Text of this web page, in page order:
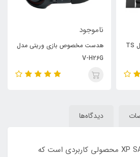
پخش کننده خانگی تسکو مدل TS
ناموجود
هدست مخصوص بازی وریتی مدل
V-H26G
دیدگاه‌ها
اسپیکر دو تکه XP SA135C محصولی کاربردی است که